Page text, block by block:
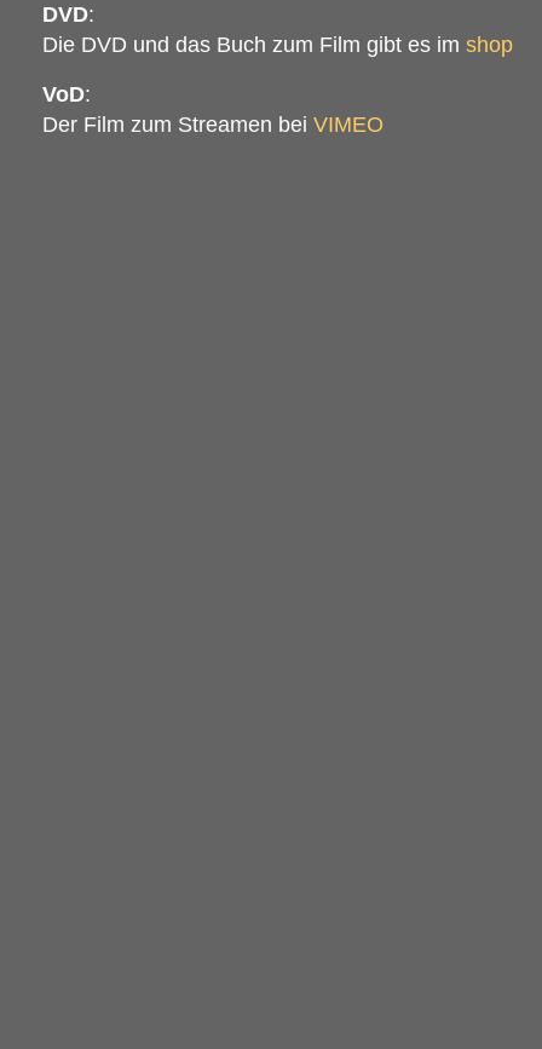
DVD:
Die DVD und das Buch zum Film gibt es im shop
VoD:
Der Film zum Streamen bei VIMEO